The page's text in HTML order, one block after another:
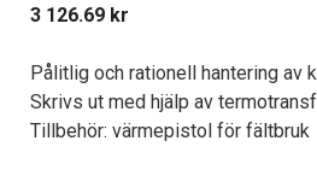
3 126.69 kr
Pålitlig och rationell hantering av
Skrivs ut med hjälp av
Tillbehör: värmepistol för fältbruk